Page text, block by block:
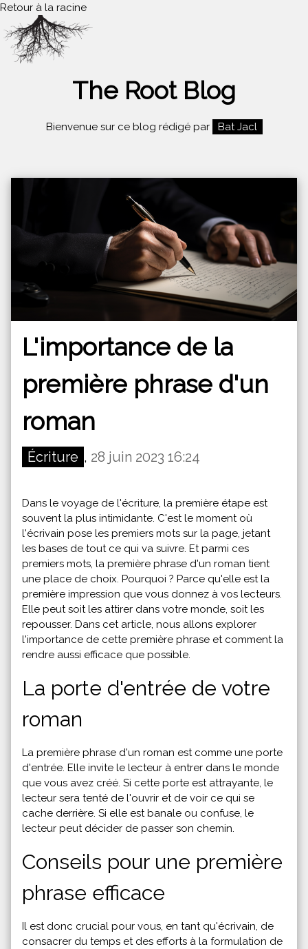
Retour à la racine
The Root Blog
Bienvenue sur ce blog rédigé par Bat Jacl
L'importance de la
première phrase d'un
roman
Écriture , 28 juin 2023 16:24
Dans le voyage de l'écriture, la première étape est
souvent la plus intimidante. C'est le moment où
l'écrivain pose les premiers mots sur la page, jetant
les bases de tout ce qui va suivre. Et parmi ces
premiers mots, la première phrase d'un roman tient
une place de choix. Pourquoi ? Parce qu'elle est la
première impression que vous donnez à vos lecteurs.
Elle peut soit les attirer dans votre monde, soit les
repousser. Dans cet article, nous allons explorer
l'importance de cette première phrase et comment la
rendre aussi efficace que possible.
La porte d'entrée de votre
roman
La première phrase d'un roman est comme une porte
d'entrée. Elle invite le lecteur à entrer dans le monde
que vous avez créé. Si cette porte est attrayante, le
lecteur sera tenté de l'ouvrir et de voir ce qui se
cache derrière. Si elle est banale ou confuse, le
lecteur peut décider de passer son chemin.
Conseils pour une première
phrase efficace
Il est donc crucial pour vous, en tant qu'écrivain, de
consacrer du temps et des efforts à la formulation de